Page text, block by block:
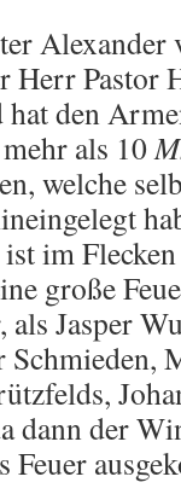
Alexander
Herr Pastor
den
als 10
welche
im
große
als Jasper
dann der
Feuer